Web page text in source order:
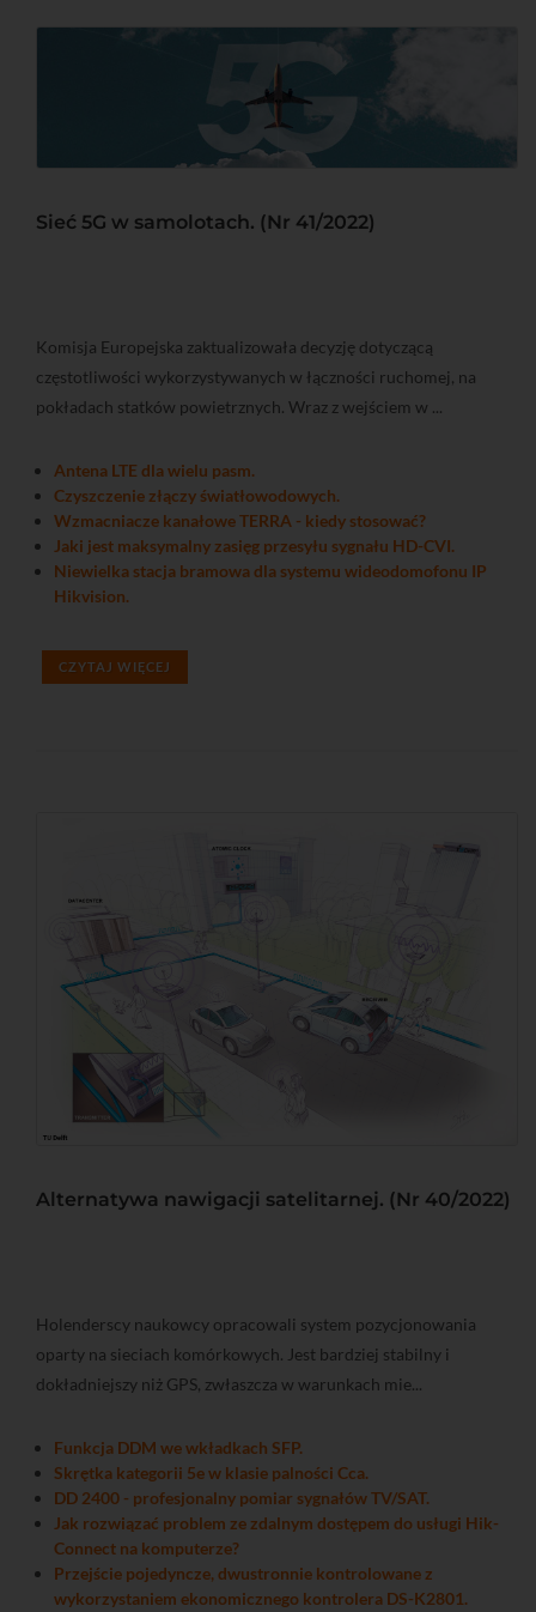
Sieć 5G w samolotach. (Nr 41/2022)
Komisja Europejska zaktualizowała decyzję dotyczącą
częstotliwości wykorzystywanych w łączności ruchomej, na
pokładach statków powietrznych. Wraz z wejściem w ...
Antena LTE dla wielu pasm.
Czyszczenie złączy światłowodowych.
Wzmacniacze kanałowe TERRA - kiedy stosować?
Jaki jest maksymalny zasięg przesyłu sygnału HD-CVI.
Niewielka stacja bramowa dla systemu wideodomofonu IP
Hikvision.
CZYTAJ WIĘCEJ
Alternatywa nawigacji satelitarnej. (Nr 40/2022)
Holenderscy naukowcy opracowali system pozycjonowania
oparty na sieciach komórkowych. Jest bardziej stabilny i
dokładniejszy niż GPS, zwłaszcza w warunkach mie...
Funkcja DDM we wkładkach SFP.
Skrętka kategorii 5e w klasie palności Cca.
DD 2400 - profesjonalny pomiar sygnałów TV/SAT.
Jak rozwiązać problem ze zdalnym dostępem do usługi Hik-
Connect na komputerze?
Przejście pojedyncze, dwustronnie kontrolowane z
wykorzystaniem ekonomicznego kontrolera DS-K2801.